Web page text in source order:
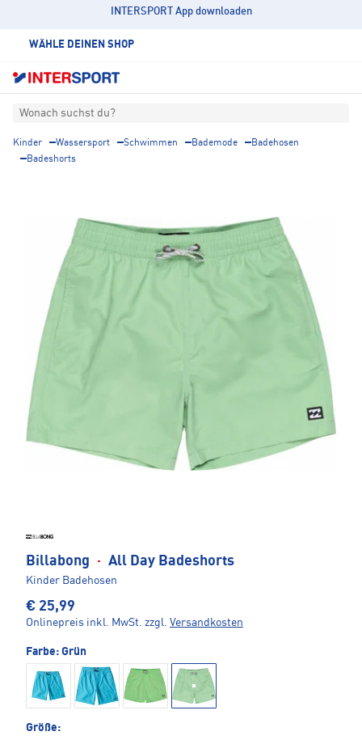
INTERSPORT App downloaden
WÄHLE DEINEN SHOP
Wonach suchst du?
Kinder Wassersport Schwimmen Bademode
Badehosen
Badeshorts
Billabong · All Day Badeshorts
Kinder Badehosen
€ 25,99
Onlinepreis inkl. MwSt. zzgl. Versandkosten
Farbe: Grün
Größe: